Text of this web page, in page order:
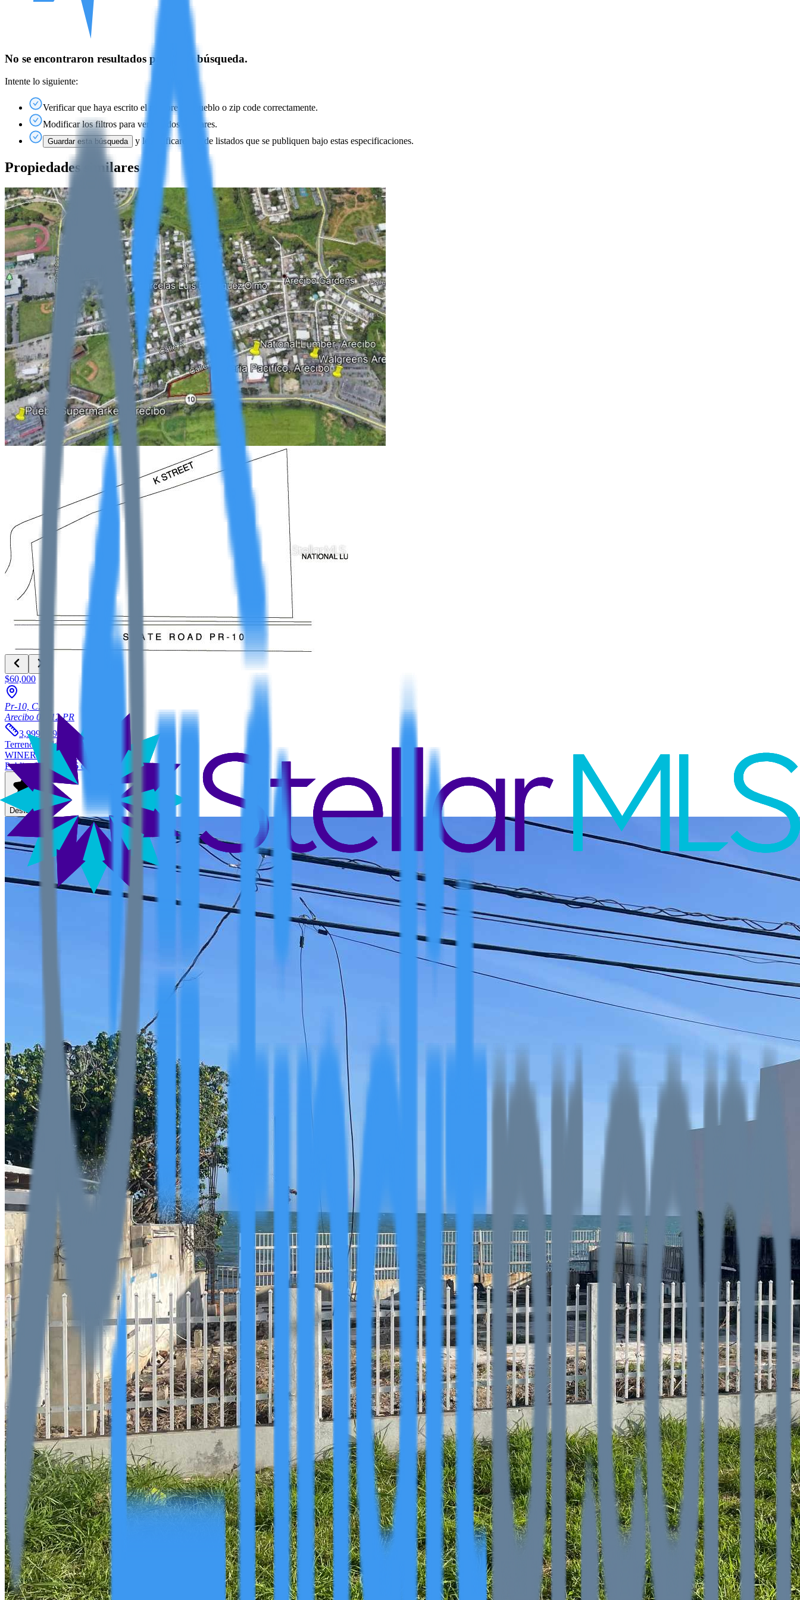
No se encontraron resultados para esta búsqueda.
Intente lo siguiente:
Verificar que haya escrito el nombre del pueblo o zip code correctamente.
Modificar los filtros para ver listados similares.
Guardar esta búsqueda y le notificaremos de listados que se publiquen bajo estas especificaciones.
Propiedades similares
$60,000
Pr-10, C. St.
Arecibo 00612PR
3,999.939
Terreno
en alquiler
WINER PROPERTY GROUP
Publicado hace 646 días
Destacar